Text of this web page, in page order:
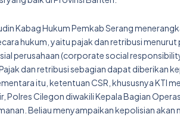
Kabag Hukum Pemkab Serang
hukum, yaitu pajak dan retribusi
perusahaan (corporate social
dan retribusi sebagian dapat diberikan
itu, ketentuan CSR, khususnya KTI
Polres Cilegon diwakili Kepala Bagian
Beliau menyampaikan kepolisian